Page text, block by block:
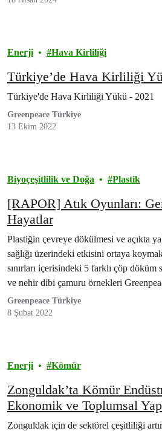
Enerji Hava Kirliliği
Türkiye’de Hava Kirliliği
Türkiye'de Hava Kirliliği Yükü - 2021
Greenpeace Türkiye
13 Ekim 2022
Biyoçeşitlilik ve Doğa Plastik
[RAPOR] Atık Oyunları:
Hayatlar
Plastiğin çevreye dökülmesi ve açıkta
sağlığı üzerindeki etkisini ortaya
sınırları içerisindeki 5 farklı çöp döküm
ve nehir dibi çamuru örnekleri
Laboratuvarı’nda incelenmek üzere
Greenpeace Türkiye
8 Şubat 2022
Enerji Kömür
Zonguldak’ta Kömür
Ekonomik ve Toplumsal
Etkisi
Zonguldak için de sektörel çeşitliliği